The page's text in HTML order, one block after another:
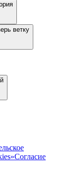
ветку
Согласие